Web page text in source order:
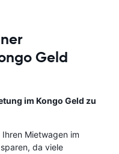
Geld
im Kongo Geld zu
Ihren Mietwagen im
da viele